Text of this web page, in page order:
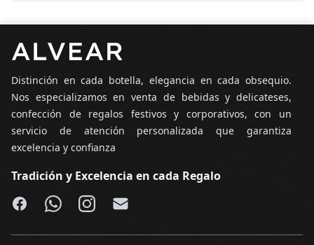
Distinción en cada botella, elegancia en cada obsequio.
Nos especializamos en venta de bebidas y delicateses,
confección de regalos festivos y corporativos, con un
servicio de atención personalizada que garantiza
excelencia y confianza
Tradición y Excelencia en cada Regalo
Facebook
WhatsApp
Instagram
Email